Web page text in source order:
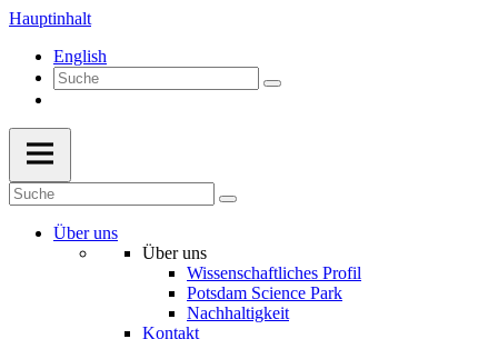
Hauptinhalt
English
Über uns
Über uns
Wissenschaftliches Profil
Potsdam Science Park
Nachhaltigkeit
Kontakt